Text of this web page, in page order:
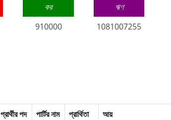
কর
910000
ঋণ
1081007255
প্রার্থীর পদ পার্টির নাম প্রার্থিতা আয়